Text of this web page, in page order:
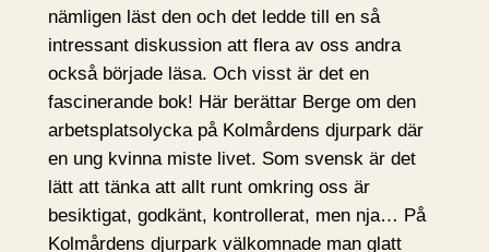
nämligen läst den och det ledde till en så
intressant diskussion att flera av oss andra
också började läsa. Och visst är det en
fascinerande bok! Här berättar Berge om den
arbetsplatsolycka på Kolmårdens djurpark där
en ung kvinna miste livet. Som svensk är det
lätt att tänka att allt runt omkring oss är
besiktigat, godkänt, kontrollerat, men nja… På
Kolmårdens djurpark välkomnade man glatt